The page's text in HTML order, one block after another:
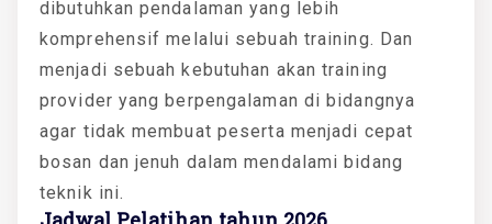
dibutuhkan pendalaman yang lebih
komprehensif melalui sebuah training. Dan
menjadi sebuah kebutuhan akan training
provider yang berpengalaman di bidangnya
agar tidak membuat peserta menjadi cepat
bosan dan jenuh dalam mendalami bidang
teknik ini.